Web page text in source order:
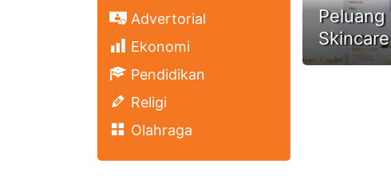
Advertorial
Ekonomi
Pendidikan
Religi
Olahraga